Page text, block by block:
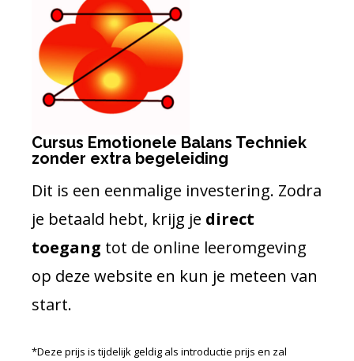
Cursus Emotionele Balans Techniek
zonder extra begeleiding
Dit is een eenmalige investering. Zodra
je betaald hebt, krijg je direct
toegang tot de online leeromgeving
op deze website en kun je meteen van
start.
*Deze prijs is tijdelijk geldig als introductie prijs en zal